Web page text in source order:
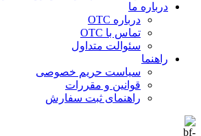
درباره ما
درباره OTC
تماس با OTC
سئوالت متداول
راهنما
سیاست حریم خصوصی
قوانین و مقررات
راهنمای ثبت سفارش